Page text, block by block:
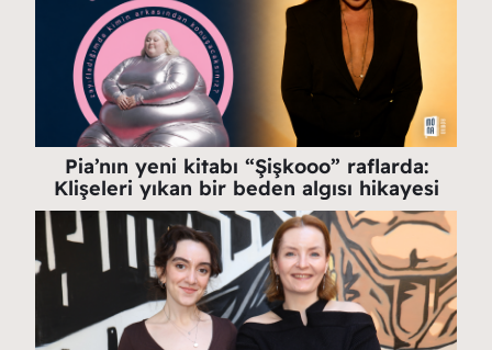
Pia’nın yeni kitabı “Şişkooo” raflarda:
Klişeleri yıkan bir beden algısı hikayesi